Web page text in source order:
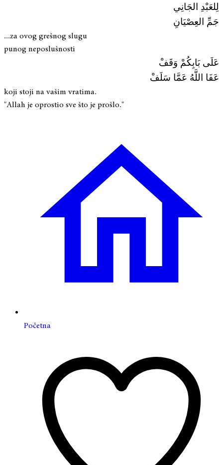
لِلعَبْدِ الجَانِي
جَمِّ العِصْيَانِ
...za ovog grešnog slugu
punog neposlušnosti
عَلَى بَابِكُمْ وَقَفْ
عَفَا اللَّهُ عَمَّا سَلَفْ
koji stoji na vašim vratima.
"Allah je oprostio sve što je prošlo."
Početna